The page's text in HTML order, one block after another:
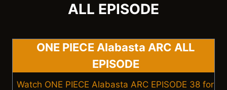
ALL EPISODE
ONE PIECE Alabasta ARC ALL
EPISODE
Watch ONE PIECE Alabasta ARC EPISODE 38 for